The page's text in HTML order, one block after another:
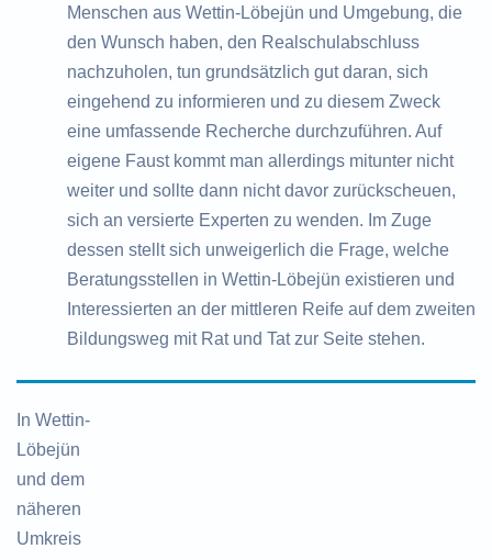
Menschen aus Wettin-Löbejün und Umgebung, die
den Wunsch haben, den Realschulabschluss
nachzuholen, tun grundsätzlich gut daran, sich
eingehend zu informieren und zu diesem Zweck
eine umfassende Recherche durchzuführen. Auf
eigene Faust kommt man allerdings mitunter nicht
weiter und sollte dann nicht davor zurückscheuen,
sich an versierte Experten zu wenden. Im Zuge
dessen stellt sich unweigerlich die Frage, welche
Beratungsstellen in Wettin-Löbejün existieren und
Interessierten an der mittleren Reife auf dem zweiten
Bildungsweg mit Rat und Tat zur Seite stehen.
In Wettin-
Löbejün
und dem
näheren
Umkreis